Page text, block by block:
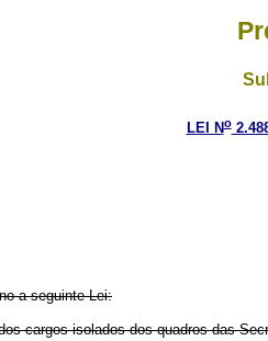
LEI No
a seguinte Lei:
cargos isolados dos quadros das